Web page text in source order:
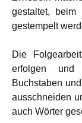
gestaltet,
gestempelt
Die
erfolgen und
Buchstaben
ausschneiden
auch Wörter